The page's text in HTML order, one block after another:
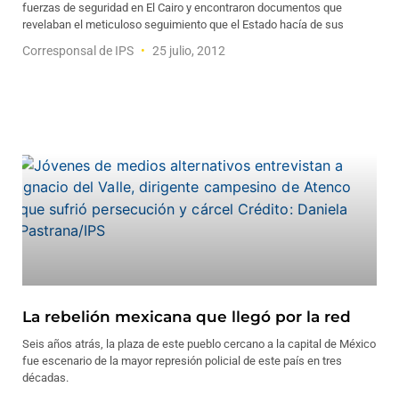
fuerzas de seguridad en El Cairo y encontraron documentos que
revelaban el meticuloso seguimiento que el Estado hacía de sus
Corresponsal de IPS 25 julio, 2012
La rebelión mexicana que llegó por la red
Seis años atrás, la plaza de este pueblo cercano a la capital de México
fue escenario de la mayor represión policial de este país en tres
décadas.